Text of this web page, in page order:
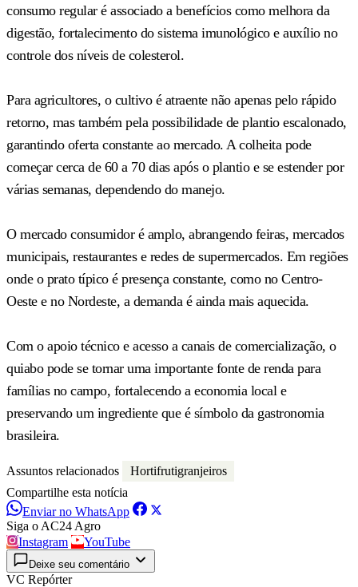
consumo regular é associado a benefícios como melhora da
digestão, fortalecimento do sistema imunológico e auxílio no
controle dos níveis de colesterol.
Para agricultores, o cultivo é atraente não apenas pelo rápido
retorno, mas também pela possibilidade de plantio escalonado,
garantindo oferta constante ao mercado. A colheita pode
começar cerca de 60 a 70 dias após o plantio e se estender por
várias semanas, dependendo do manejo.
O mercado consumidor é amplo, abrangendo feiras, mercados
municipais, restaurantes e redes de supermercados. Em regiões
onde o prato típico é presença constante, como no Centro-
Oeste e no Nordeste, a demanda é ainda mais aquecida.
Com o apoio técnico e acesso a canais de comercialização, o
quiabo pode se tornar uma importante fonte de renda para
famílias no campo, fortalecendo a economia local e
preservando um ingrediente que é símbolo da gastronomia
brasileira.
Assuntos relacionados
Hortifrutigranjeiros
Compartilhe esta notícia
Enviar no WhatsApp
Siga o AC24 Agro
Instagram
YouTube
Deixe seu comentário
VC Repórter